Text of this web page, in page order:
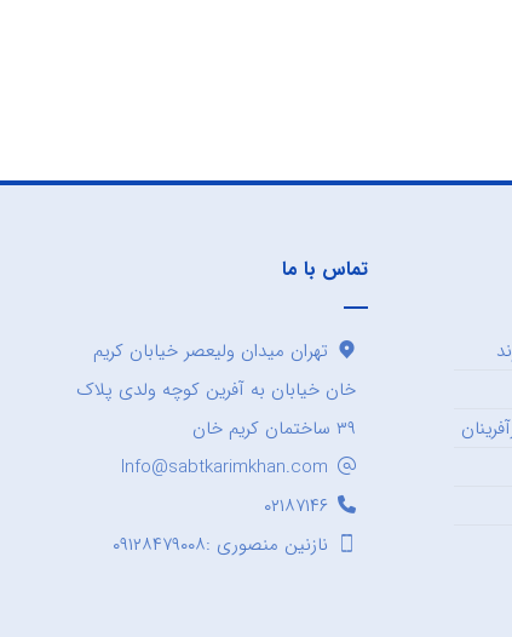
تماس با ما
تهران میدان ولیعصر خیابان کریم
خان خیابان به آفرین کوچه ولدی پلاک
۳۹ ساختمان کریم خان
Info@sabtkarimkhan.com
۰۲۱۸۷۱۴۶
نازنین منصوری :۰۹۱۲۸۴۷۹۰۰۸